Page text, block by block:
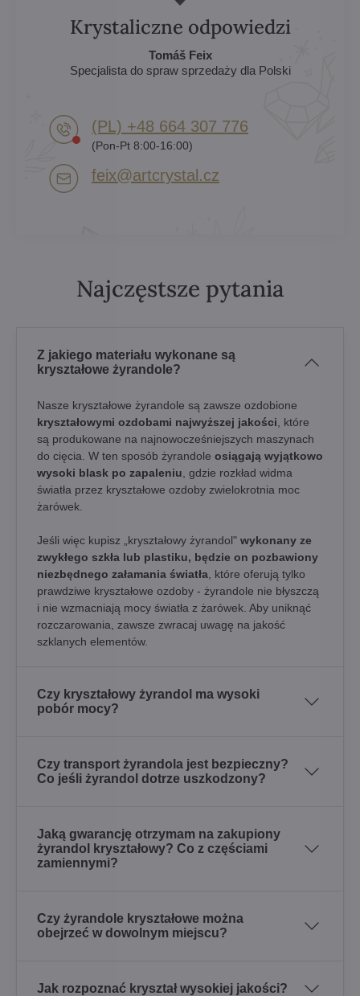
Krystaliczne odpowiedzi
Tomáš Feix
Specjalista do spraw sprzedaży dla Polski
(PL) +48 664 307 776
(Pon-Pt 8:00-16:00)
feix​@artcrystal​.cz
Najczęstsze pytania
Z jakiego materiału wykonane są
kryształowe żyrandole?
Nasze kryształowe żyrandole są zawsze ozdobione
kryształowymi ozdobami najwyższej jakości , które
są produkowane na najnowocześniejszych maszynach
do cięcia. W ten sposób żyrandole osiągają wyjątkowo
wysoki blask po zapaleniu , gdzie rozkład widma
światła przez kryształowe ozdoby zwielokrotnia moc
żarówek.
Jeśli więc kupisz „kryształowy żyrandol" wykonany ze
zwykłego szkła lub plastiku, będzie on pozbawiony
niezbędnego załamania światła , które oferują tylko
prawdziwe kryształowe ozdoby - żyrandole nie błyszczą
i nie wzmacniają mocy światła z żarówek. Aby uniknąć
rozczarowania, zawsze zwracaj uwagę na jakość
szklanych elementów.
Czy kryształowy żyrandol ma wysoki
pobór mocy?
Czy transport żyrandola jest bezpieczny?
Co jeśli żyrandol dotrze uszkodzony?
Jaką gwarancję otrzymam na zakupiony
żyrandol kryształowy? Co z częściami
zamiennymi?
Czy żyrandole kryształowe można
obejrzeć w dowolnym miejscu?
Jak rozpoznać kryształ wysokiej jakości?